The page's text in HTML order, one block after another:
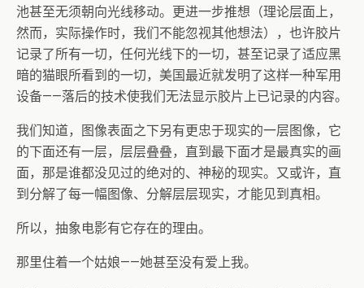
池甚至无须朝向光线移动。更进一步推想（理论层面上，
然而，实际操作时，我们不能忽视其他想法），也许胶片
记录了所有一切，任何光线下的一切，甚至记录了适应黑
暗的猫眼所看到的一切，美国最近就发明了这样一种军用
设备——落后的技术使我们无法显示胶片上已记录的内容。
我们知道，图像表面之下另有更忠于现实的一层图像，它
的下面还有一层，层层叠叠，直到最下面才是最真实的画
面，那是谁都没见过的绝对的、神秘的现实。又或许，直
到分解了每一幅图像、分解层层现实，才能见到真相。
所以，抽象电影有它存在的理由。
那里住着一个姑娘——她甚至没有爱上我。